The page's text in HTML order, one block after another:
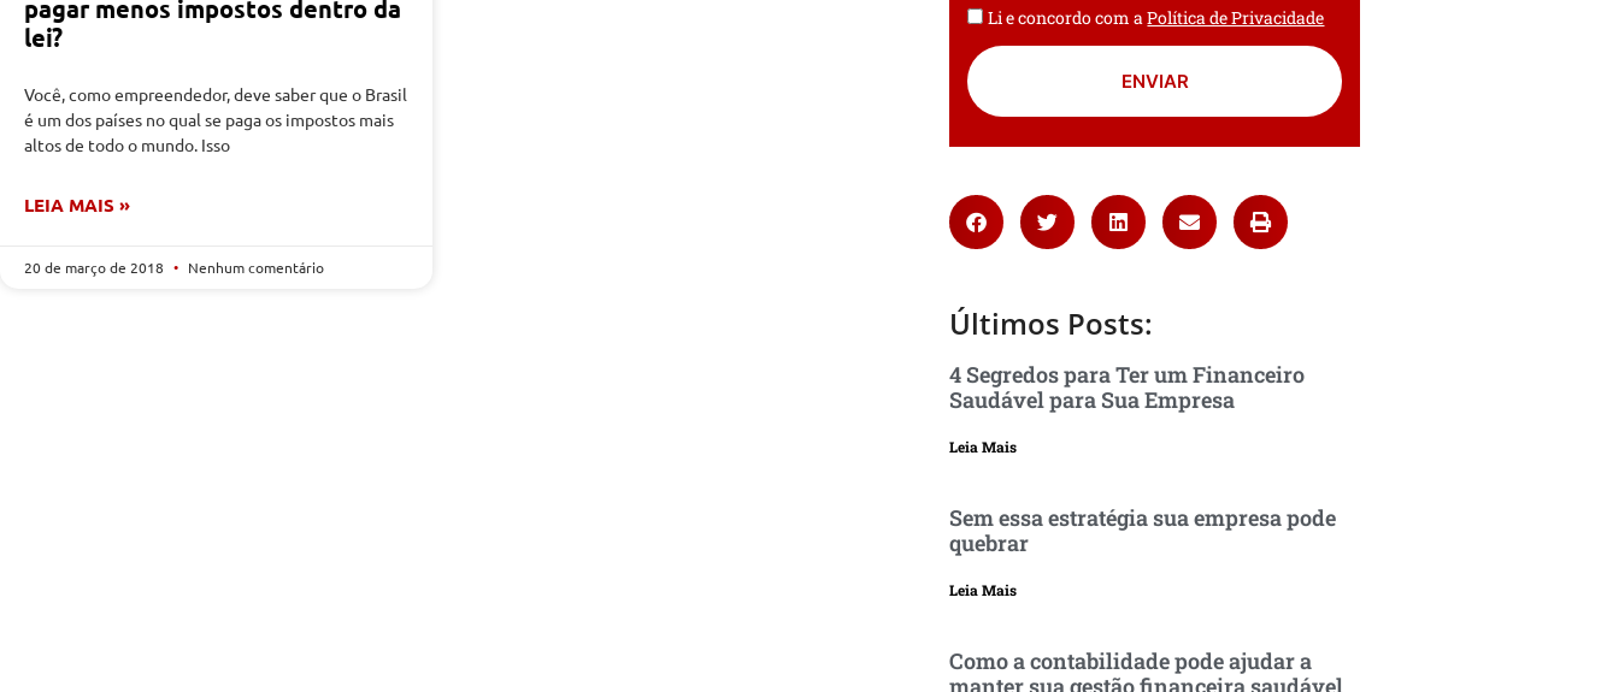
pagar menos impostos dentro da
lei?
Você, como empreendedor, deve saber que o Brasil
é um dos países no qual se paga os impostos mais
altos de todo o mundo. Isso
LEIA MAIS »
20 de março de 2018 Nenhum comentário
Li e concordo com aPolítica de Privacidade
ENVIAR
Últimos Posts:
4 Segredos para Ter um Financeiro
Saudável para Sua Empresa
Leia Mais
Sem essa estratégia sua empresa pode
quebrar
Leia Mais
Como a contabilidade pode ajudar a